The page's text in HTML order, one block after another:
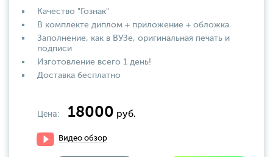
Качество "Гознак"
В комплекте диплом + приложение + обложка
Заполнение, как в ВУЗе, оригинальная печать и
подписи
Изготовление всего 1 день!
Доставка бесплатно
Цена: 18000 руб.
Видео обзор